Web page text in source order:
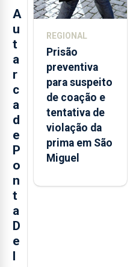
Já sou assinante
A
u
t
a
r
c
a
d
e
P
o
n
t
a
D
e
l
REGIONAL
Prisão
preventiva
para suspeito
de coação e
tentativa de
violação da
prima em São
Miguel